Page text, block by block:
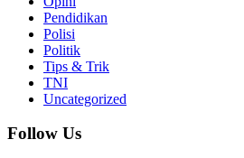
Pendidikan
Polisi
Politik
Tips & Trik
TNI
Uncategorized
Follow Us